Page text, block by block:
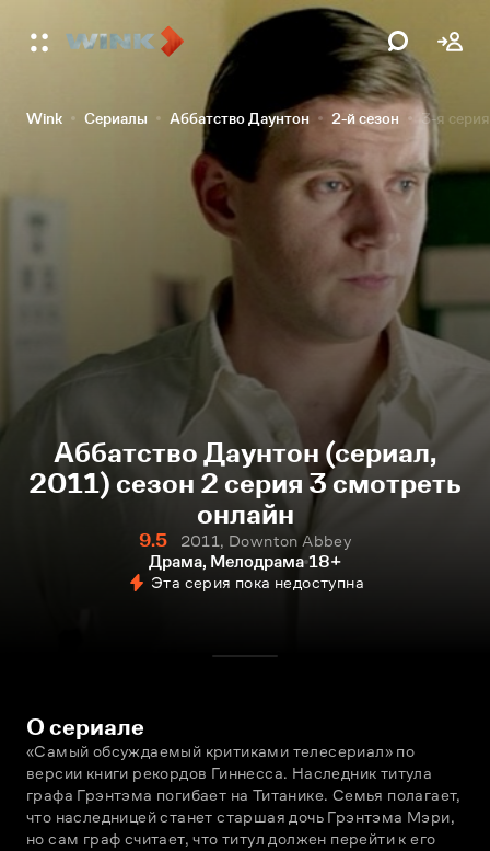
Wink Сериалы Аббатство Даунтон 2-й сезон 3-я серия
Аббатство Даунтон (сериал,
2011) сезон 2 серия 3 смотреть
онлайн
9.5
2011, Downton Abbey
Драма, Мелодрама 18+
Эта серия пока недоступна
О сериале
«Самый обсуждаемый критиками телесериал» по
версии книги рекордов Гиннесса. Наследник титула
графа Грэнтэма погибает на Титанике. Семья полагает,
что наследницей станет старшая дочь Грэнтэма Мэри,
но сам граф считает, что титул должен перейти к его